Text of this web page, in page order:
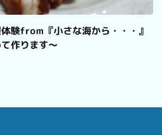
体験from『小さな海から・・・』
作ります～